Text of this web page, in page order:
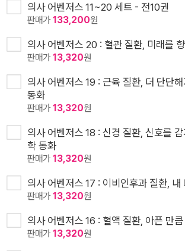
의사 어벤저스 11~20 세트 - 전10권
판매가133,200원
의사 어벤저스 20 : 혈관 질환, 미래를
판매가13,320원
의사 어벤저스 19 : 근육 질환, 더 단단
동화
판매가13,320원
의사 어벤저스 18 : 신경 질환, 신호를
학 동화
판매가13,320원
의사 어벤저스 17 : 이비인후과 질환, 내
판매가13,320원
의사 어벤저스 16 : 혈액 질환, 아픈 만
판매가13,320원